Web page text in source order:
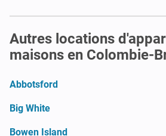
Autres locations
maisons en Colombie-
Abbotsford
Big White
Bowen Island